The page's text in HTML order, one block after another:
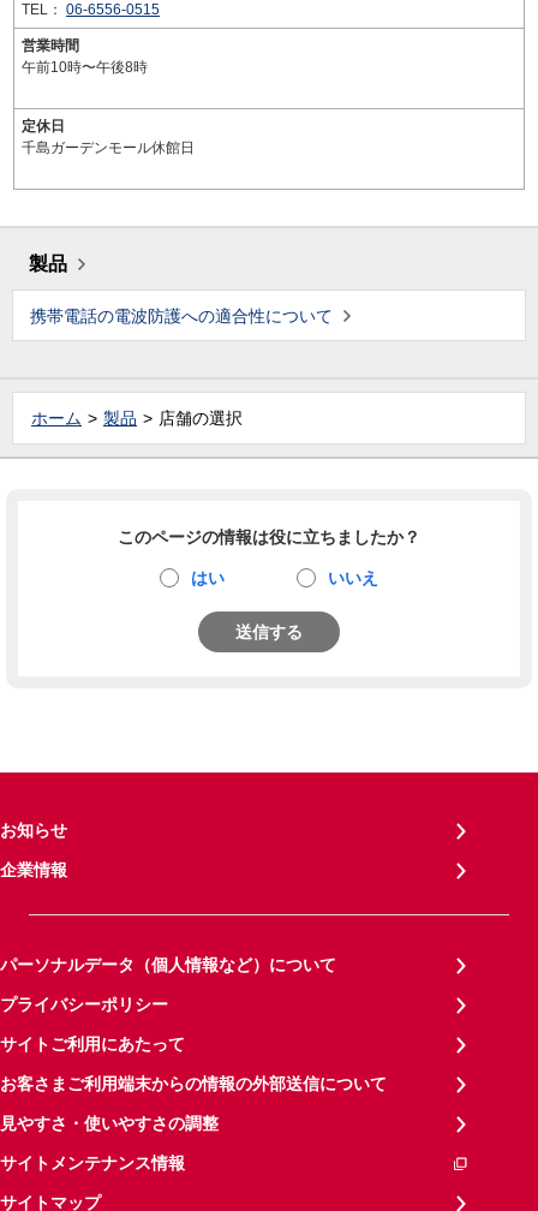
TEL： 06-6556-0515
営業時間
午前10時〜午後8時
定休日
千島ガーデンモール休館日
製品
携帯電話の電波防護への適合性について
ホーム 製品 店舗の選択
このページの情報は役に立ちましたか？
はい いいえ
送信する
お知らせ
企業情報
パーソナルデータ（個人情報など）について
プライバシーポリシー
サイトご利用にあたって
お客さまご利用端末からの情報の外部送信について
見やすさ・使いやすさの調整
サイトメンテナンス情報
サイトマップ